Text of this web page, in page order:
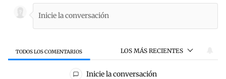
TODOS LOS COMENTARIOS LOS MÁS RECIENTES
Todos los comentarios
Inicie la conversación